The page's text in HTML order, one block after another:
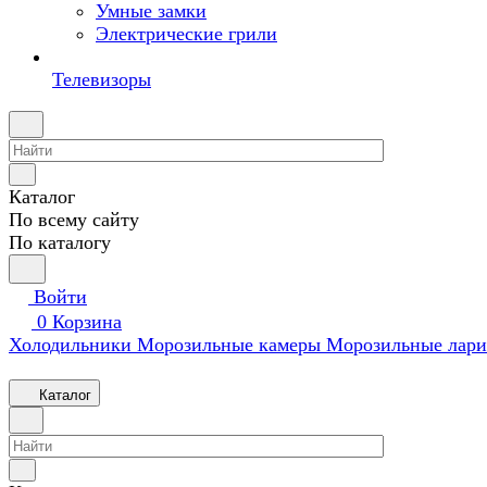
Умные замки
Электрические грили
Телевизоры
Каталог
По всему сайту
По каталогу
Войти
0 Корзина
Холодильники Морозильные камеры Морозильные лари
Каталог